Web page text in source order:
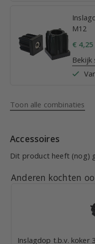
M12
€ 4,25
Toon alle combinaties
Accessoires
Dit product heeft (nog)
Anderen kochten
Inslagdop t.b.v. koker